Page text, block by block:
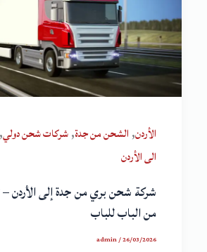
الأردن, الشحن من جدة,شركات شحن دولي
الى الأردن
شركة شحن بري من جدة إلى الأردن
من الباب للباب
admin/26/03/2026